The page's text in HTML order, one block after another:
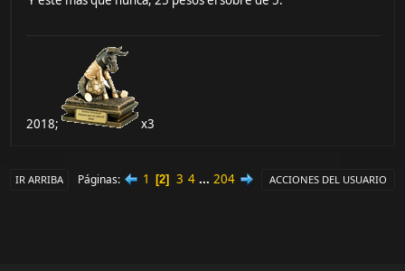
2018; x3
IR ARRIBA Páginas 1 2 3 4 ... 204 ACCIONES DEL USUARIO